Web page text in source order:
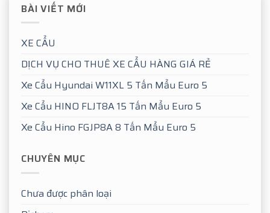
BÀI VIẾT MỚI
XE CẨU
DỊCH VỤ CHO THUÊ XE CẨU HÀNG GIÁ RẺ
Xe Cẩu Hyundai W11XL 5 Tấn Mẩu Euro 5
Xe Cẩu HINO FLJT8A 15 Tấn Mẩu Euro 5
Xe Cẩu Hino FGJP8A 8 Tấn Mẩu Euro 5
CHUYÊN MỤC
Chưa được phân loại